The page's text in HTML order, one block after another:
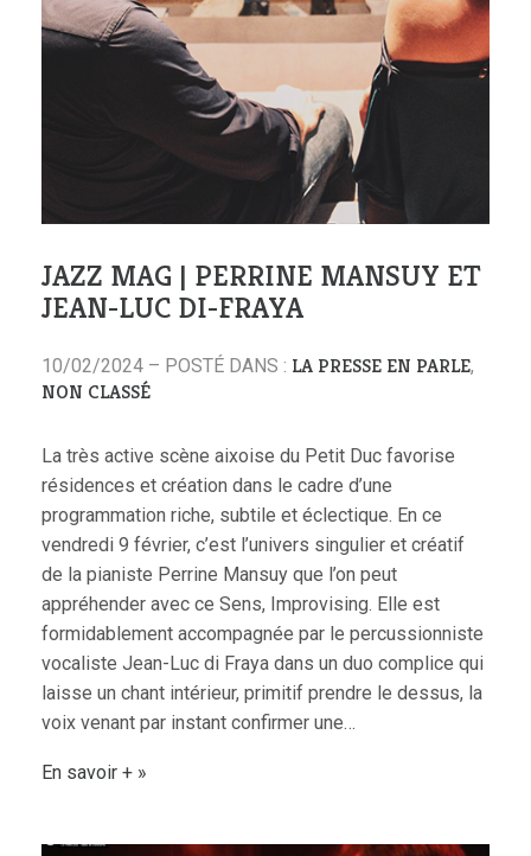
JAZZ MAG | PERRINE MANSUY ET
JEAN-LUC DI-FRAYA
10/02/2024 – POSTÉ DANS : LA PRESSE EN PARLE,
NON CLASSÉ
La très active scène aixoise du Petit Duc favorise
résidences et création dans le cadre d’une
programmation riche, subtile et éclectique. En ce
vendredi 9 février, c’est l’univers singulier et créatif
de la pianiste Perrine Mansuy que l’on peut
appréhender avec ce Sens, Improvising. Elle est
formidablement accompagnée par le percussionniste
vocaliste Jean-Luc di Fraya dans un duo complice qui
laisse un chant intérieur, primitif prendre le dessus, la
voix venant par instant confirmer une…
En savoir +